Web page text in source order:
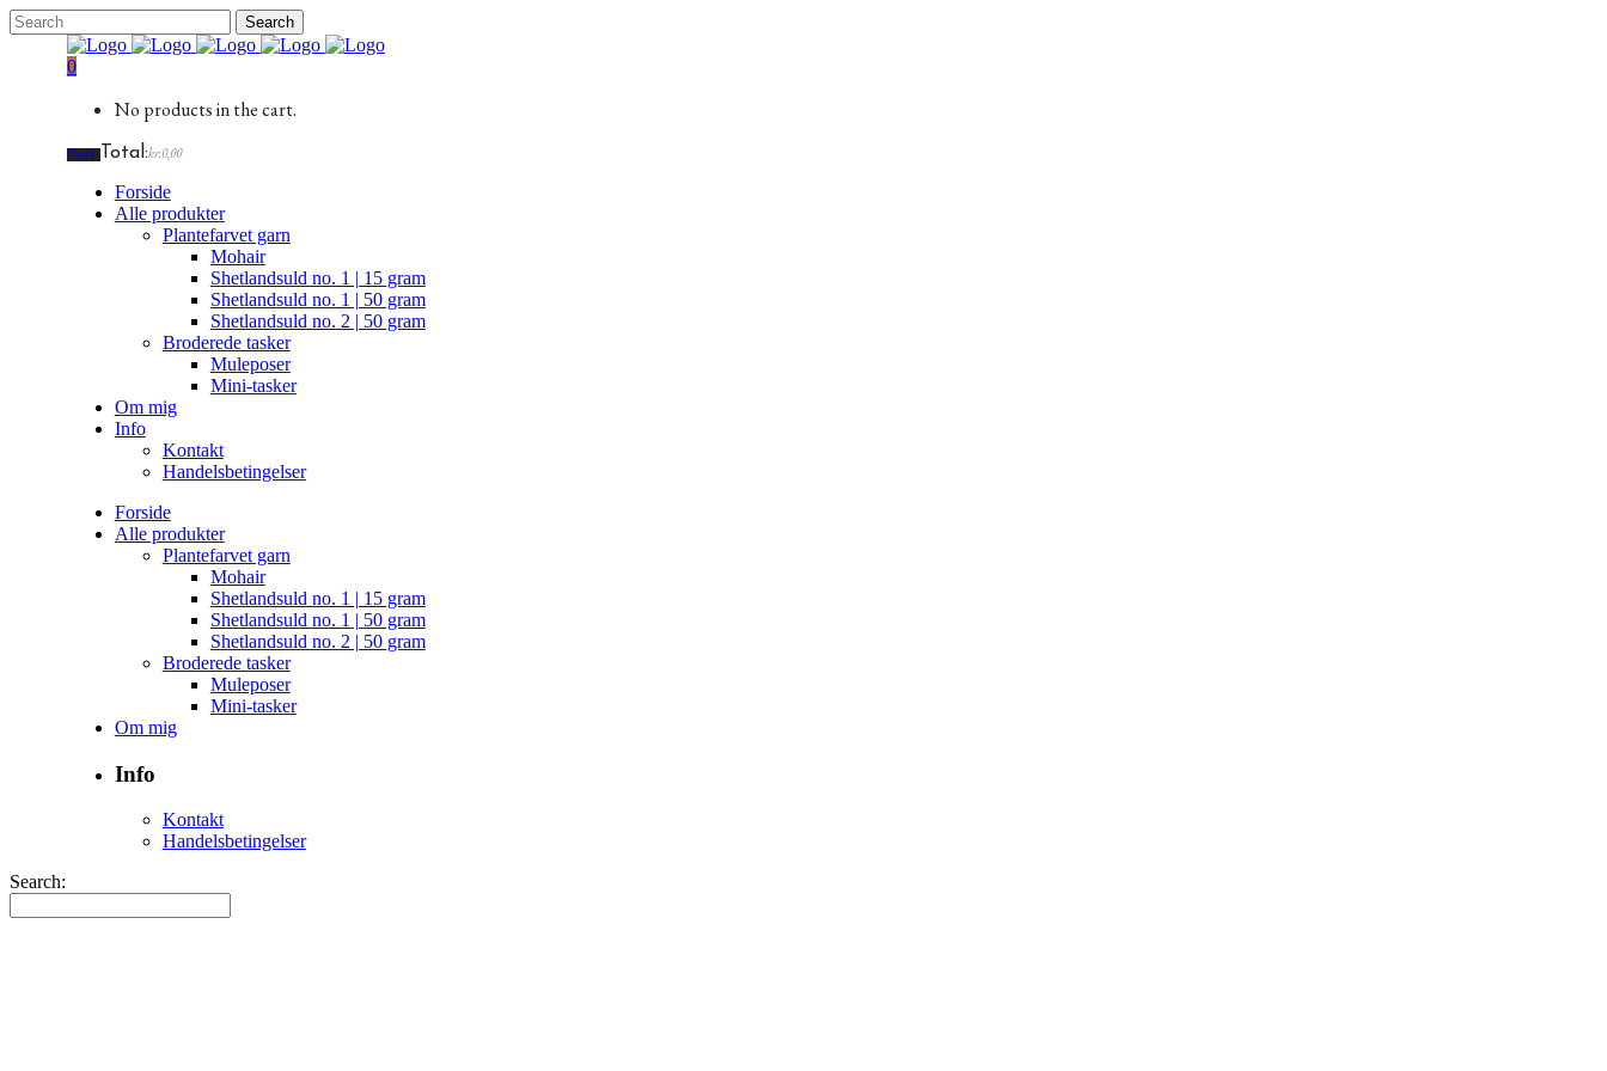
0
No products in the cart.
Cart Total:kr.0,00
Forside
Alle produkter
Plantefarvet garn
Mohair
Shetlandsuld no. 1 | 15 gram
Shetlandsuld no. 1 | 50 gram
Shetlandsuld no. 2 | 50 gram
Broderede tasker
Muleposer
Mini-tasker
Om mig
Info
Kontakt
Handelsbetingelser
Forside
Alle produkter
Plantefarvet garn
Mohair
Shetlandsuld no. 1 | 15 gram
Shetlandsuld no. 1 | 50 gram
Shetlandsuld no. 2 | 50 gram
Broderede tasker
Muleposer
Mini-tasker
Om mig
Info
Kontakt
Handelsbetingelser
Search: